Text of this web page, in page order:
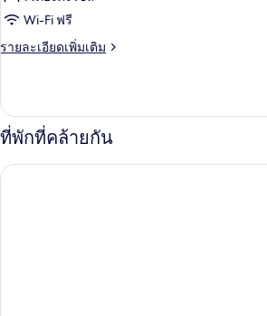
ของ
Superior
Wi-Fi ฟรี
รายละเอียดเพิ่มเติม
ราย
เกี่ยว
กับ
Superior
Room
ที่พักที่คล้ายกัน
โรงแรมเวลาดี อุดรธานี